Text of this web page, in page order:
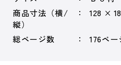
商品寸法（横/
縦）
128 ×
総ページ数 176ペー